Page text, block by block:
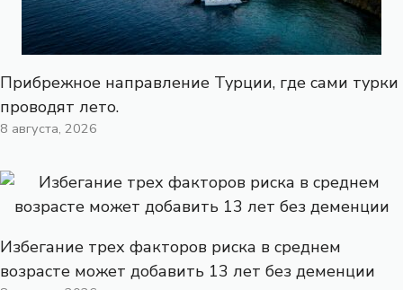
Прибрежное направление Турции, где сами турки
проводят лето.
8 августа, 2026
Избегание трех факторов риска в среднем
возрасте может добавить 13 лет без деменции